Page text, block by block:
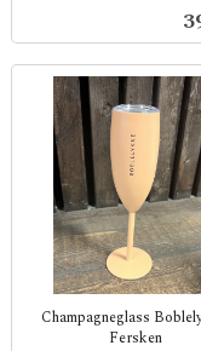
Champagneglass
Fersken